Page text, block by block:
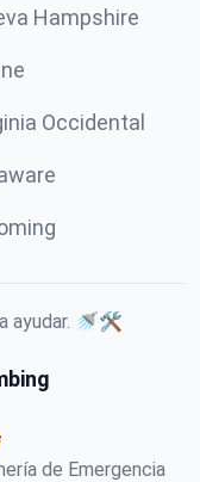
Hampshire
Occidental
ayudar. 🚿🛠️
de Emergencia